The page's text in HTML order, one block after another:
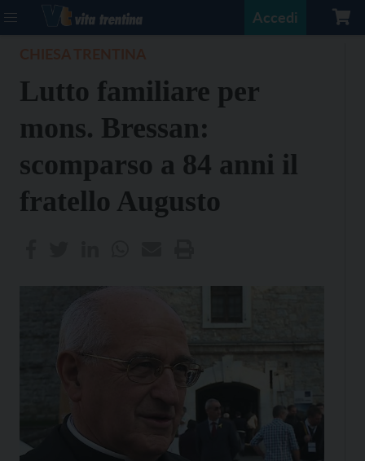
Accedi
Lutto familiare per
mons. Bressan:
scomparso a 84 anni il
fratello Augusto